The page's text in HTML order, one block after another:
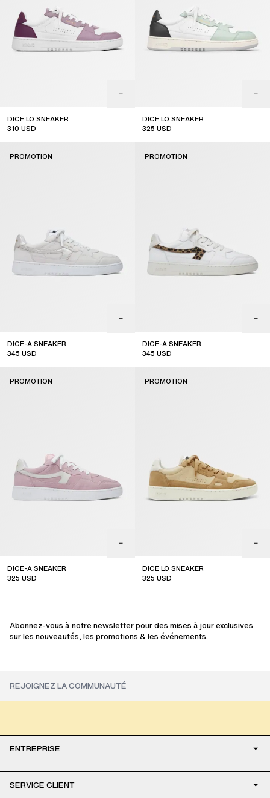
DICE LO SNEAKER
310 USD
DICE LO SNEAKER
325 USD
DICE-A SNEAKER
345 USD
PROMOTION
DICE-A SNEAKER
345 USD
PROMOTION
DICE-A SNEAKER
325 USD
PROMOTION
DICE LO SNEAKER
325 USD
PROMOTION
Abonnez-vous à notre newsletter pour des mises à jour exclusives
sur les nouveautés, les promotions & les événements.
ENTREPRISE
SERVICE CLIENT